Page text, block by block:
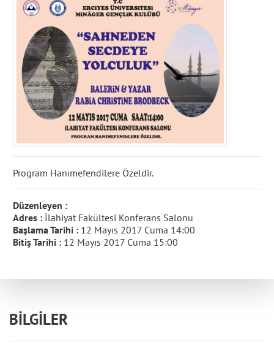
Program Hanımefendilere Özeldir.
Düzenleyen :
Adres : İlahiyat Fakültesi Konferans Salonu
Başlama Tarihi : 12 Mayıs 2017 Cuma 14:00
Bitiş Tarihi : 12 Mayıs 2017 Cuma 15:00
BİLGİLER